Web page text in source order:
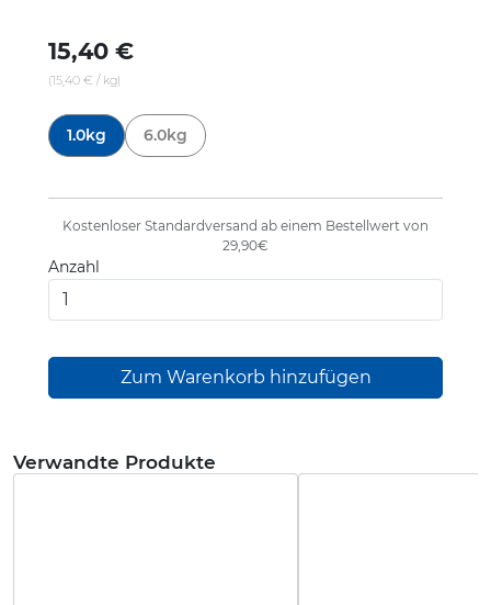
15,40 €
(15,40 € / kg)
1.0kg
6.0kg
Kostenloser Standardversand ab einem Bestellwert von
29,90€
Anzahl
Verwandte Produkte